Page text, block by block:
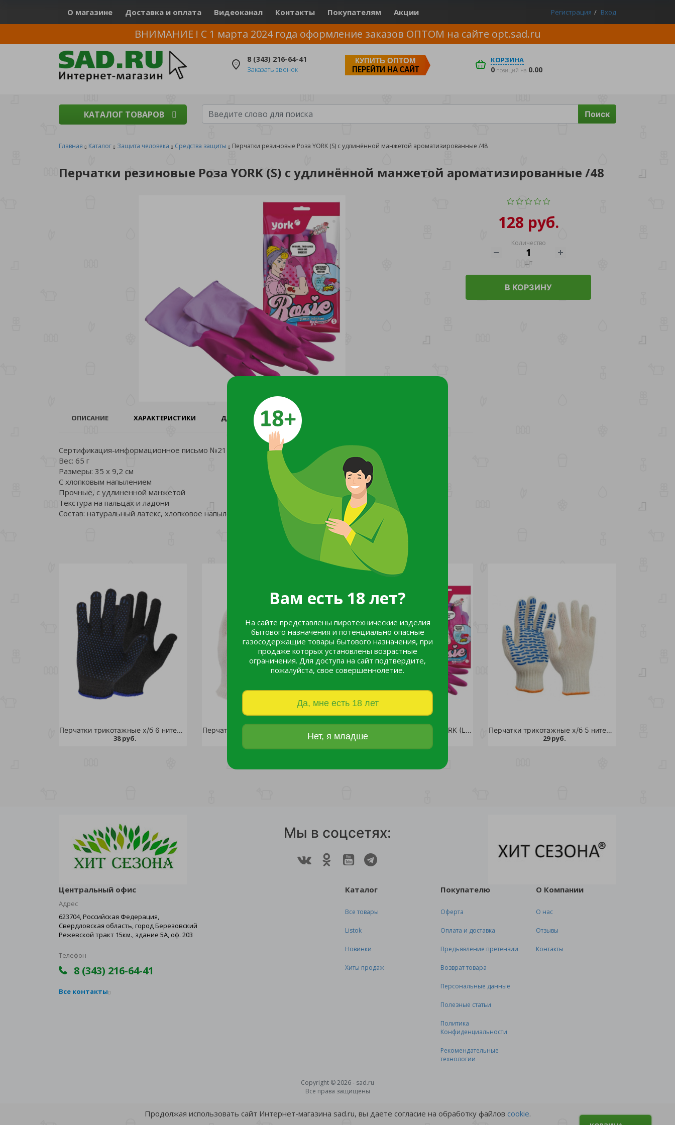
Вам есть 18 лет?
На сайте представлены пиротехнические изделия
бытового назначения и потенциально опасные
газосодержащие товары бытового назначения, при
продаже которых установлены возрастные
ограничения. Для доступа на сайт подтвердите,
пожалуйста, свое совершеннолетие.
Да, мне есть 18 лет
Нет, я младше
О магазине Доставка и оплата Видеоканал Контакты Покупателям Акции Регистрация Вход
ВНИМАНИЕ ! С 1 марта 2024 года оформление заказов ОПТОМ на сайте opt.sad.ru
8 (343) 216-64-41
Заказать звонок
КУПИТЬ ОПТОМ
ПЕРЕЙТИ НА САЙТ
КОРЗИНА
0 позиций на 0.00
КАТАЛОГ ТОВАРОВ Поиск
Главная Каталог Защита человека Средства защиты Перчатки резиновые Роза YORK (S) с удлинённой манжетой ароматизированные /48
Перчатки резиновые Роза YORK (S) с удлинённой манжетой ароматизированные /48
128 руб.
Количество
шт
В КОРЗИНУ
ОПИСАНИЕ ХАРАКТЕРИСТИКИ ДОКУМЕНТЫ И СЕРТИФИКАТЫ
Сертификация-информационное письмо №211-35/208 от 07.04.23 выдано ОС продукции АО "РОСТЕСТ"
Вес: 65 г
Размеры: 35 х 9,2 см
С хлопковым напылением
Прочные, с удлиненной манжетой
Текстура на пальцах и ладони
Состав: натуральный латекс, хлопковое напыление.
Перчатки трикотажные х/б 6 нитей с ПВХ Черные/10/300
38 руб.
Перчатки резиновые Роза YORK (L) с удлинённой манжетой ароматизированные /48 Перчатки трикотажные х/б 5 нитей (10 класс) с ПВХ 1 пара /10/200
29 руб.
Мы в соцсетях:
Центральный офис
Адрес
623704, Российская Федерация,
Свердловская область, город Березовский
Режевской тракт 15км., здание 5А, оф. 203
Телефон
8 (343) 216-64-41
Все контакты
Каталог
Все товары
Listok
Новинки
Хиты продаж
Покупателю
Оферта
Оплата и доставка
Предъявление претензии
Возврат товара
Персональные данные
Полезные статьи
Политика
Конфиденциальности
Рекомендательные
технологии
О Компании
О нас
Отзывы
Контакты
Copyright © 2026 - sad.ru
Все права защищены
Продолжая использовать сайт Интернет-магазина sad.ru, вы даете согласие на обработку файлов cookie.